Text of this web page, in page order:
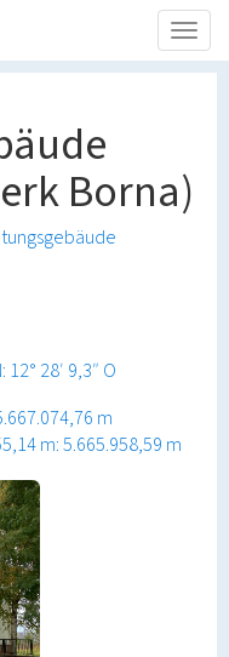
Borna)
12° 28′ 9,3″ O
m
m: 5.665.958,59 m